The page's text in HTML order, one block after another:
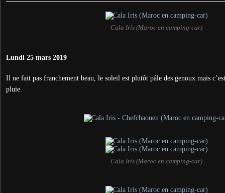
Cala Iris (Maroc en camping-car)
Lundi 25 mars 2019
Il ne fait pas franchement beau, le soleil est plutôt pâle des genoux mais
pluie.
Cala Iris (Maroc en camping-car)